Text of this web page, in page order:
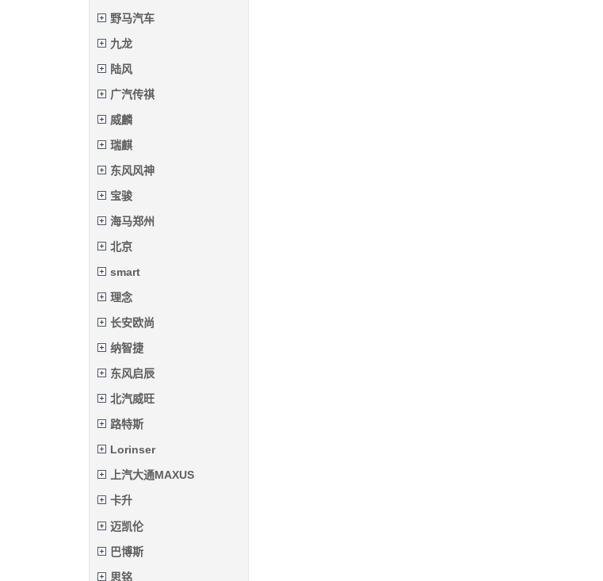
野马汽车
九龙
陆风
广汽传祺
威麟
瑞麒
东风风神
宝骏
海马郑州
北京
smart
理念
长安欧尚
纳智捷
东风启辰
北汽威旺
路特斯
Lorinser
上汽大通MAXUS
卡升
迈凯伦
巴博斯
思铭